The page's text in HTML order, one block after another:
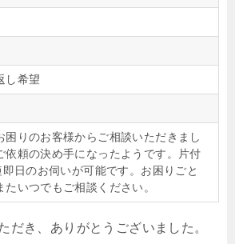
し希望
困りのお客様からご相談いただきまし
依頼の決め手になったようです。片付
日のお伺いが可能です。お困りごと
いつでもご相談ください。
だき、ありがとうございました。